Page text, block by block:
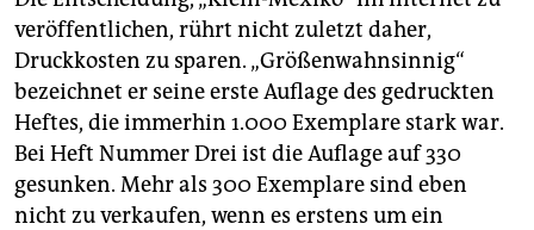
veröffentlichen, rührt nicht zuletzt daher,
Druckkosten zu sparen. „Größenwahnsinnig“
bezeichnet er seine erste Auflage des gedruckten
Heftes, die immerhin 1.000 Exemplare stark war.
Bei Heft Nummer Drei ist die Auflage auf 330
gesunken. Mehr als 300 Exemplare sind eben
nicht zu verkaufen, wenn es erstens um ein